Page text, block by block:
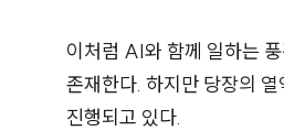
이처럼 AI와 함께 일하는
존재한다. 하지만 당장의
진행되고 있다.